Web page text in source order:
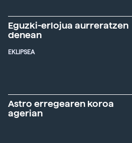
Eguzki-erlojua aurreratzen
denean
EKLIPSEA
Astro erregearen koroa
agerian